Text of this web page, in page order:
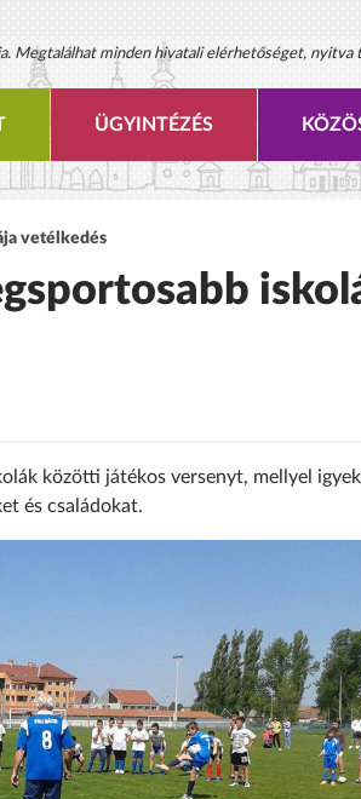
Megtalálhat minden hivatali elérhetőséget,
ÜGYINTÉZÉS
vetélkedés
közötti játékos versenyt, mellyel
és családokat.